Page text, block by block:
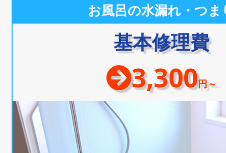
お風呂の水漏れ・つま
基本修理費
3,300円～